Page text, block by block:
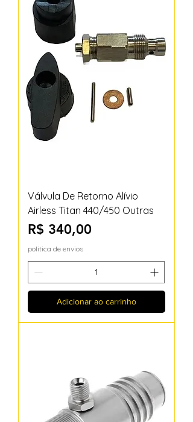
Válvula De Retorno Alívio
Airless Titan 440/450 Outras
Preço
R$ 340,00
politica de envios
Adicionar ao carrinho